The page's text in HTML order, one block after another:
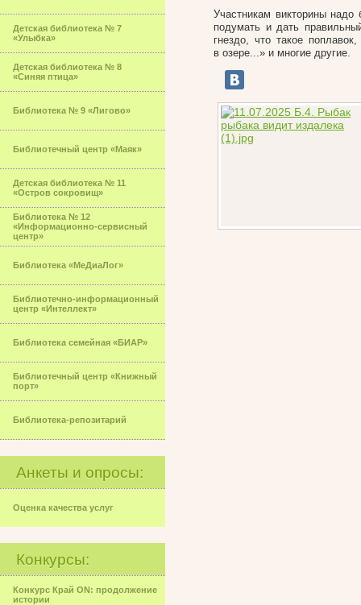
Детская библиотека № 7
«Улыбка»
Детская библиотека № 8
«Синяя птица»
Библиотека № 9 «Лигово»
Библиотечный центр «Маяк»
Детская библиотека № 11
«Остров сокровищ»
Библиотека № 12
«Информационно-сервисный
центр»
Библиотека «МеДиаЛог»
Библиотечно-информационный
центр «Интеллект»
Библиотека семейная «БИАР»
Библиотечный центр «Книжный
порт»
Библиотека-репозитарий
Анкеты и опросы:
Оценка качества услуг
Конкурсы:
Конкурс Край ON: продолжение
истории
Участникам викторины
подумать и дать
гнездо, что такое
в озере...» и многие другие.